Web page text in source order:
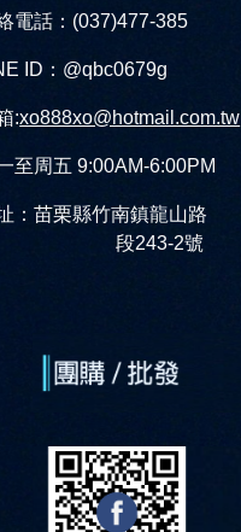
電話：(037)477-385
ID：@qbc0679g
:xo888xo@hotmail.com.tw
至周五 9:00AM-6:00PM
：苗栗縣竹南鎮龍山路
段243-2號